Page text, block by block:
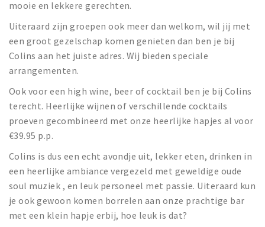
mooie en lekkere gerechten.
Uiteraard zijn groepen ook meer dan welkom, wil jij met
een groot gezelschap komen genieten dan ben je bij
Colins aan het juiste adres. Wij bieden speciale
arrangementen.
Ook voor een high wine, beer of cocktail ben je bij Colins
terecht. Heerlijke wijnen of verschillende cocktails
proeven gecombineerd met onze heerlijke hapjes al voor
€39.95 p.p.
Colins is dus een echt avondje uit, lekker eten, drinken in
een heerlijke ambiance vergezeld met geweldige oude
soul muziek , en leuk personeel met passie. Uiteraard kun
je ook gewoon komen borrelen aan onze prachtige bar
met een klein hapje erbij, hoe leuk is dat?